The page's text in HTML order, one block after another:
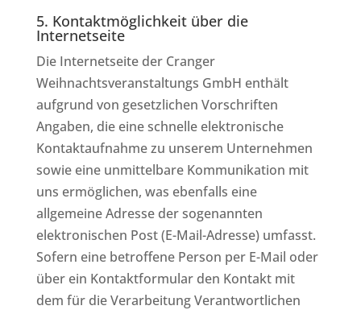
5. Kontaktmöglichkeit über die
Internetseite
Die Internetseite der Cranger
Weihnachtsveranstaltungs GmbH enthält
aufgrund von gesetzlichen Vorschriften
Angaben, die eine schnelle elektronische
Kontaktaufnahme zu unserem Unternehmen
sowie eine unmittelbare Kommunikation mit
uns ermöglichen, was ebenfalls eine
allgemeine Adresse der sogenannten
elektronischen Post (E-Mail-Adresse) umfasst.
Sofern eine betroffene Person per E-Mail oder
über ein Kontaktformular den Kontakt mit
dem für die Verarbeitung Verantwortlichen